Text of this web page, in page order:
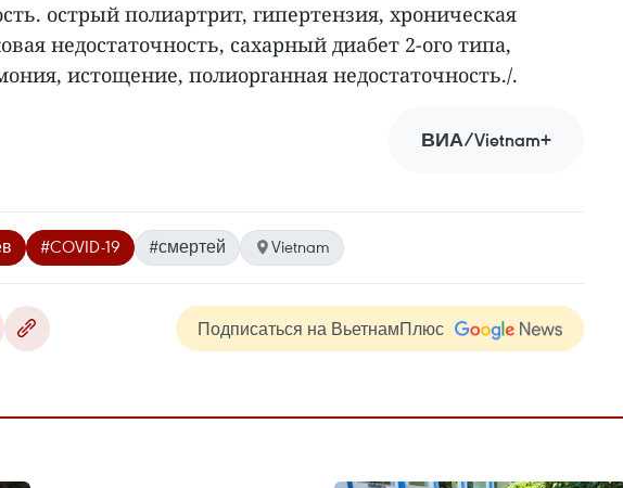
острый полиартрит, гипертензия, хроническая
недостаточность, сахарный диабет 2-ого типа,
истощение, полиорганная недостаточность./.
ВИА/Vietnam+
#COVID-19 #смертей Vietnam
Подписаться на ВьетнамПлюс